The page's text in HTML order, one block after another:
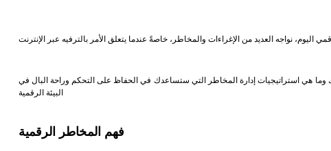
هي استراتيجيات إدارة المخاطر التي ستساعدك في الحفاظ على التحكم وراحة البال في
البيئة الرقمية
فهم المخاطر الرقمية